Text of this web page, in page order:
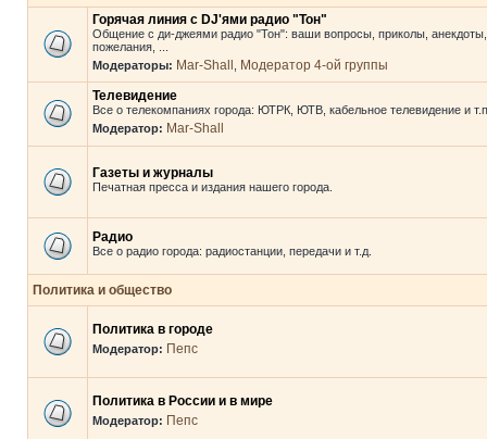
Горячая линия с DJ'ями радио "Тон"
Общение с ди-джеями радио "Тон": ваши вопросы, приколы, анекдоты,
пожелания, ...
Модераторы: Mar-Shall
Модератор 4-ой группы
Телевидение
Все о телекомпаниях города: ЮТРК, ЮТВ, кабельное телевидение и
Модератор: Mar-Shall
Газеты и журналы
Печатная пресса и издания нашего города.
Радио
Все о радио города: радиостанции, передачи и т.д.
Политика и общество
Политика в городе
Модератор: Пепс
Политика в России и в мире
Модератор: Пепс